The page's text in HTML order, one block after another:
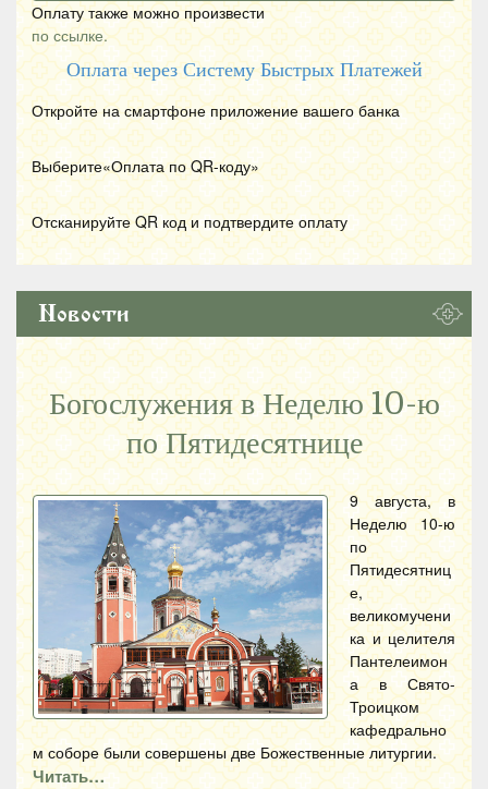
Оплату также можно произвести
по ссылке.
Оплата через Систему Быстрых Платежей
Откройте на смартфоне приложение вашего банка
Выберите«Оплата по QR-коду»
Отсканируйте QR код и подтвердите оплату
Новости
Богослужения в Неделю 10-ю
по Пятидесятнице
9 августа, в
Неделю 10-ю
по
Пятидесятниц
е,
великомучени
ка и целителя
Пантелеимон
а в Свято-
Троицком
кафедрально
м соборе были совершены две Божественные литургии.
Читать…